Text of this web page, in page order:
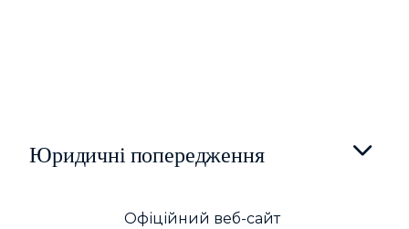
Юридичні попередження
Офіційний веб-сайт